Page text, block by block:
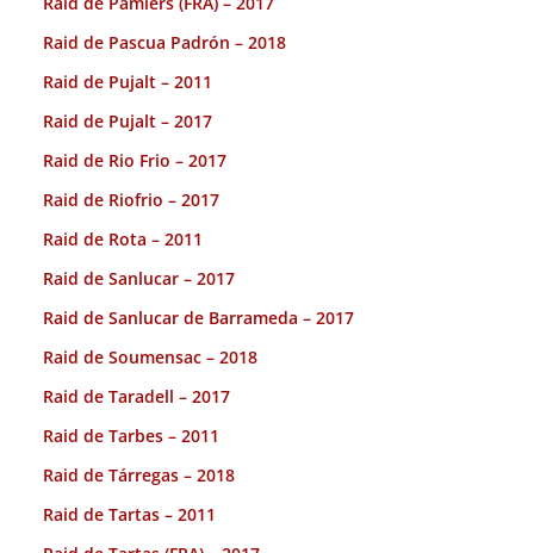
Raid de Pascua Padrón – 2018
Raid de Pujalt – 2011
Raid de Pujalt – 2017
Raid de Rio Frio – 2017
Raid de Riofrio – 2017
Raid de Rota – 2011
Raid de Sanlucar – 2017
Raid de Sanlucar de Barrameda – 2017
Raid de Soumensac – 2018
Raid de Taradell – 2017
Raid de Tarbes – 2011
Raid de Tárregas – 2018
Raid de Tartas – 2011